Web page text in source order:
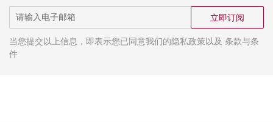
立即订阅
当您提交以上信息，即表示您已同意我们的隐私政策以及 条款与条
件